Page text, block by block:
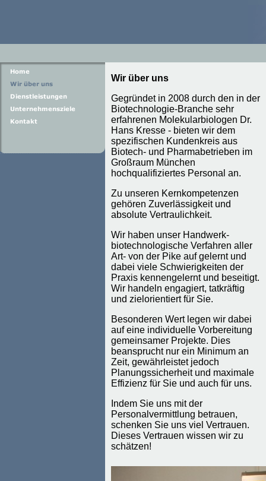
Wir über uns
Gegründet in 2008 durch den in der
Biotechnologie-Branche sehr
erfahrenen Molekularbiologen Dr.
Hans Kresse - bieten wir dem
spezifischen Kundenkreis aus
Biotech- und Pharmabetrieben im
Großraum München
hochqualifiziertes Personal an.
Zu unseren Kernkompetenzen
gehören Zuverlässigkeit und
absolute Vertraulichkeit.
Wir haben unser Handwerk-
biotechnologische Verfahren aller
Art- von der Pike auf gelernt und
dabei viele Schwierigkeiten der
Praxis kennengelernt und beseitigt.
Wir handeln engagiert, tatkräftig
und zielorientiert für Sie.
Besonderen Wert legen wir dabei
auf eine individuelle Vorbereitung
gemeinsamer Projekte. Dies
beansprucht nur ein Minimum an
Zeit, gewährleistet jedoch
Planungssicherheit und maximale
Effizienz für Sie und auch für uns.
Indem Sie uns mit der
Personalvermittlung betrauen,
schenken Sie uns viel Vertrauen.
Dieses Vertrauen wissen wir zu
schätzen!